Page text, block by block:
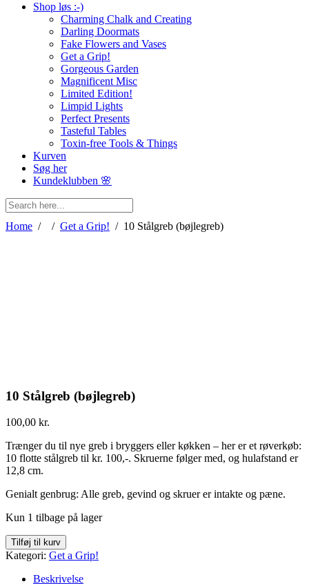
Shop løs :-)
Charming Chalk and Creating
Darling Doormats
Fake Flowers and Vases
Get a Grip!
Gorgeous Garden
Magnificent Misc
Limited Edition!
Limpid Lights
Perfect Presents
Tasteful Tables
Toxin-free Tools & Things
Kurven
Søg her
Kundeklubben 🌸
Home / / Get a Grip! / 10 Stålgreb (bøjlegreb)
10 Stålgreb (bøjlegreb)
100,00 kr.
Trænger du til nye greb i bryggers eller køkken – her er et røverkøb:
10 flotte stålgreb til kr. 100,-. Skruerne følger med, og hulafstand er
12,8 cm.
Genialt genbrug: Alle greb, gevind og skruer er intakte og pæne.
Kun 1 tilbage på lager
Tilføj til kurv
Kategori: Get a Grip!
Beskrivelse